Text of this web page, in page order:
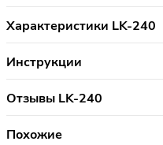
Характеристики LK-240
Инструкции
Отзывы LK-240
Похожие